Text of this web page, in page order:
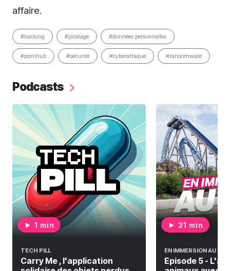
affaire.
#hacking #piratage #données personnelles
#pornhub #sécurité #cyberattaque #ransomware
Podcasts
1 min
TECH PILL
Carry Me , l'application
31 min
EN IMMERSION AU PAL
Episode 5 -